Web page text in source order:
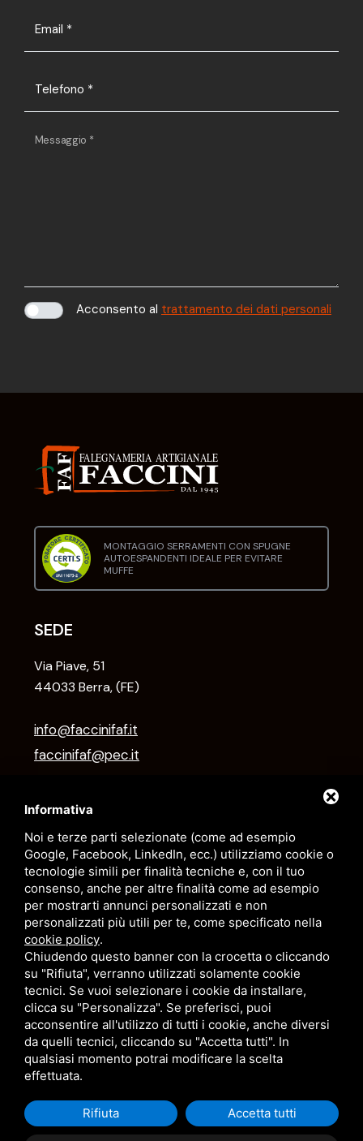
Informativa
Noi e terze parti selezionate (come ad esempio
Google, Facebook, LinkedIn, ecc.) utilizziamo cookie o
tecnologie simili per finalità tecniche e, con il tuo
consenso, anche per altre finalità come ad esempio
per mostrarti annunci personalizzati e non
personalizzati più utili per te, come specificato nella
cookie policy.
Chiudendo questo banner con la crocetta o cliccando
su "Rifiuta", verranno utilizzati solamente cookie
tecnici. Se vuoi selezionare i cookie da installare,
clicca su "Personalizza". Se preferisci, puoi
acconsentire all'utilizzo di tutti i cookie, anche diversi
da quelli tecnici, cliccando su "Accetta tutti". In
qualsiasi momento potrai modificare la scelta
effettuata.
Rifiuta Accetta tutti
Email *
Telefono *
Messaggio *
Acconsento al trattamento dei dati personali
MONTAGGIO SERRAMENTI CON SPUGNE
AUTOESPANDENTI IDEALE PER EVITARE
MUFFE
SEDE
Via Piave, 51
44033 Berra, (FE)
info@faccinifaf.it
faccinifaf@pec.it
ORARI
Lun/Ven
08–12 / 14:30–18:30
Sabato
Domenica
Chiuso
FAF FALEGNAMERIA ARTIGIANALE FACCINI DI FACCINI LUCA - C.F.E N.R.I.
FCCLCU74C12C980Q -SITEMAPQUESTO SITO È PROTETTO DA GOOGLE
RECAPTCHA V3,